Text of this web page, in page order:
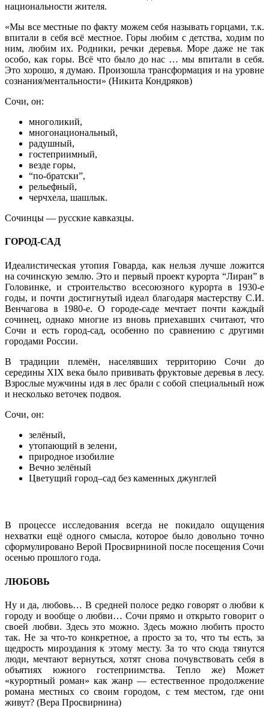
национальности жителя.
«Мы все местные по факту можем себя называть горцами, т.к.
впитали в себя всё местное. Горы любим с детства, ходим по
ним, любим их. Родники, речки деревья. Море даже не так
особо, как горы. Всё что было до нас … мы впитали в себя.
Это хорошо, я думаю. Произошла трансформация и на уровне
сознания/ментальности» (Никита Кондряков)
Сочи, он:
многоликий,
многонациональный,
радушный,
гостеприимный,
везде горы,
“по-братски”,
рельефный,
черчхела, шашлык.
Сочинцы — русские кавказцы.
ГОРОД-САД
Идеалистическая утопия Говарда, как нельзя лучше ложится
на сочинскую землю. Это и первый проект курорта “Лиран” в
Головинке, и строительство всесоюзного курорта в 1930-е
годы, и почти достигнутый идеал благодаря мастерству С.И.
Венчагова в 1980-е. О городе-саде мечтает почти каждый
сочинец, однако многие из вновь приехавших считают, что
Сочи и есть город-сад, особенно по сравнению с другими
городами России.
В традиции племён, населявших территорию Сочи до
середины XIX века было прививать фруктовые деревья в лесу.
Взрослые мужчины идя в лес брали с собой специальный нож
и несколько веточек подвоя.
Сочи, он:
зелёный,
утопающий в зелени,
природное изобилие
Вечно зелёный
Цветущий город–сад без каменных джунглей
В процессе исследования всегда не покидало ощущения
нехватки ещё одного смысла, которое было довольно точно
сформулировано Верой Просвирниной после посещения Сочи
осенью прошлого года.
ЛЮБОВЬ
Ну и да, любовь… В средней полосе редко говорят о любви к
городу и вообще о любви… Сочи прямо и открыто говорит о
своей любви. Здесь это можно. Здесь можно любить просто
так. Не за что-то конкретное, а просто за то, что ты есть, за
щедрость мироздания к этому месту. За то что сюда тянутся
люди, мечтают вернуться, хотят снова почувствовать себя в
объятиях южного гостеприимства. Тепло же) Может
«курортный роман» как жанр — естественное продолжение
романа местных со своим городом, с тем местом, где они
живут? (Вера Просвирнина)